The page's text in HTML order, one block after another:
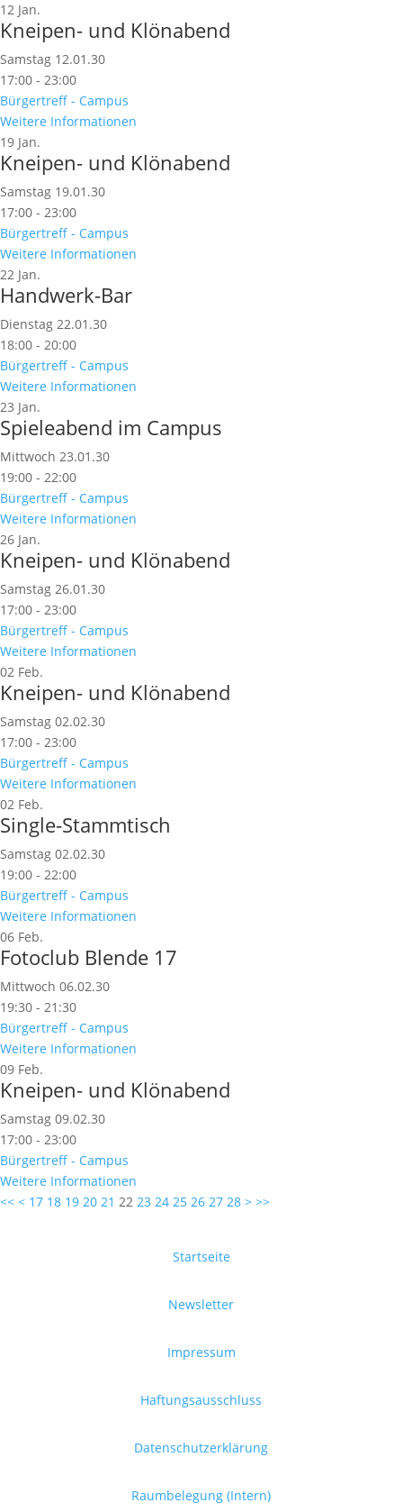
12 Jan.
Kneipen- und Klönabend
Samstag 12.01.30
17:00 - 23:00
Bürgertreff - Campus
Weitere Informationen
19 Jan.
Kneipen- und Klönabend
Samstag 19.01.30
17:00 - 23:00
Bürgertreff - Campus
Weitere Informationen
22 Jan.
Handwerk-Bar
Dienstag 22.01.30
18:00 - 20:00
Bürgertreff - Campus
Weitere Informationen
23 Jan.
Spieleabend im Campus
Mittwoch 23.01.30
19:00 - 22:00
Bürgertreff - Campus
Weitere Informationen
26 Jan.
Kneipen- und Klönabend
Samstag 26.01.30
17:00 - 23:00
Bürgertreff - Campus
Weitere Informationen
02 Feb.
Kneipen- und Klönabend
Samstag 02.02.30
17:00 - 23:00
Bürgertreff - Campus
Weitere Informationen
02 Feb.
Single-Stammtisch
Samstag 02.02.30
19:00 - 22:00
Bürgertreff - Campus
Weitere Informationen
06 Feb.
Fotoclub Blende 17
Mittwoch 06.02.30
19:30 - 21:30
Bürgertreff - Campus
Weitere Informationen
09 Feb.
Kneipen- und Klönabend
Samstag 09.02.30
17:00 - 23:00
Bürgertreff - Campus
Weitere Informationen
<< < 17 18 19 20 21 22 23 24 25 26 27 28 > >>
Startseite
Newsletter
Impressum
Haftungsausschluss
Datenschutzerklärung
Raumbelegung (Intern)